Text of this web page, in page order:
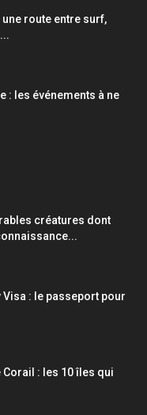
une route entre surf,
: les événements à ne
créatures dont
Visa : le passeport pour
: les 10 îles qui